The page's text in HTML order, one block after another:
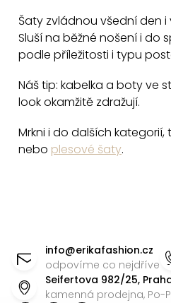
s
u
Šaty zvládnou všední den
Sluší na běžné nošení i do
podle příležitosti i typu
Náš tip: kabelka a boty ve
look okamžitě zdražují.
Mrkni i do dalších kategorií,
nebo plesové šaty.
info@erikafashion.cz
odpovíme co nejdříve
Seifertova 982/25,
kamenná prodejna, Po-